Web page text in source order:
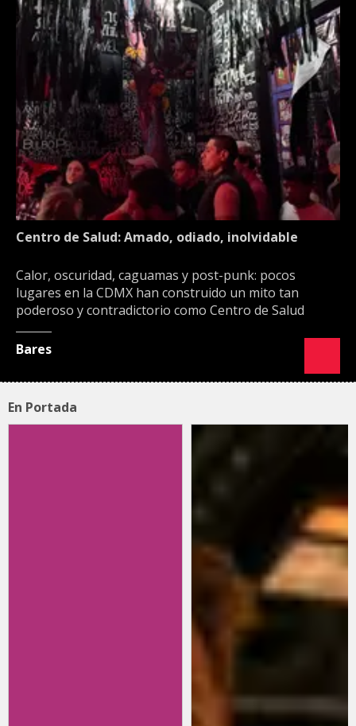
Centro de Salud: Amado, odiado, inolvidable
Calor, oscuridad, caguamas y post-punk: pocos
lugares en la CDMX han construido un mito tan
poderoso y contradictorio como Centro de Salud
Bares
En Portada